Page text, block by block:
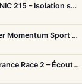
Shure AONIC 215 – Isolation sonore pro pour le sport et les trajets
Sennheiser Momentum Sport – Écouteurs avec capteurs de fréquence cardiaque et température
JBL Endurance Race 2 – Écouteurs sport ANC IP68 avec maintien TwistLock